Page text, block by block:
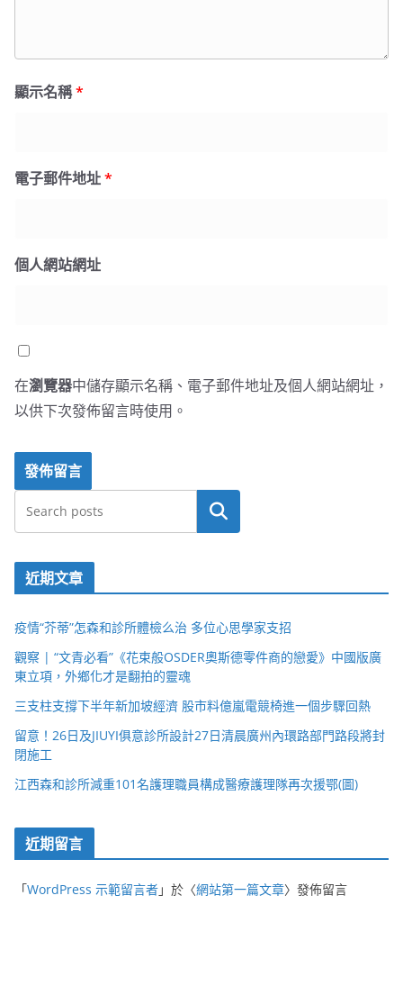
顯示名稱*
電子郵件地址*
個人網站網址
在瀏覽器中儲存顯示名稱、電子郵件地址及個人網站網址，
以供下次發佈留言時使用。
搜尋
近期文章
疫情“芥蒂”怎森和診所體檢么治 多位心思學家支招
觀察 | “文青必看”《花束般OSDER奧斯德零件商的戀愛》中國版廣
東立項，外鄉化才是翻拍的靈魂
三支柱支撐下半年新加坡經濟 股市料億嵐電競椅進一個步驟回熱
留意！26日及JIUYI俱意診所設計27日清晨廣州內環路部門路段將封
閉施工
江西森和診所減重101名護理職員構成醫療護理隊再次援鄂(圖)
近期留言
「WordPress 示範留言者」於〈網站第一篇文章〉發佈留言